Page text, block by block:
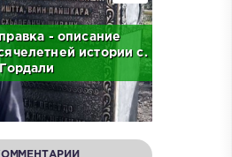
- описание
истории с.
Гордали